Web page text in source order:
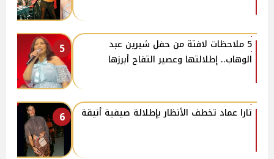
5
5 ملاحظات لافتة من حفل شيرين عبد
الوهاب.. إطلالتها وعصير التفاح أبرزها
6 تارا عماد تخطف الأنظار بإطلالة صيفية أنيقة